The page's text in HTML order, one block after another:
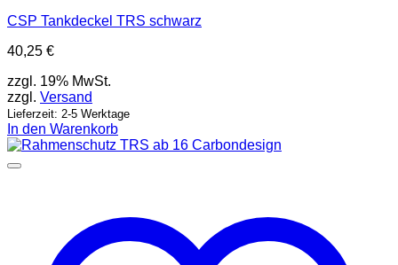
CSP Tankdeckel TRS schwarz
40,25 €
zzgl. 19% MwSt.
zzgl. Versand
Lieferzeit: 2-5 Werktage
In den Warenkorb